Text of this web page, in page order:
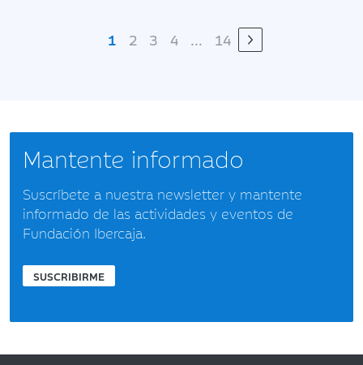
1 2 3 4 ... 14
Mantente informado
Suscríbete a nuestra newsletter y mantente
informado de las actividades y eventos de
Fundación Ibercaja.
SUSCRIBIRME